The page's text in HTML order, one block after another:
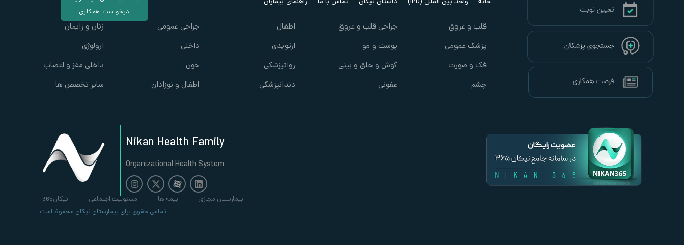
درخواست همکاری
قلب و عروق
پزشک عمومی
فک و صورت
چشم
جراحی قلب و عروق
پوست و مو
گوش و حلق و بینی
عفونی
اطفال
ارتوپدی
روانپزشکی
دندانپزشکی
جراحی عمومی
داخلی
خون
اطفال و نوزادان
زنان و زایمان
ارولوژی
داخلی مغز و اعصاب
سایر تخصص ها
Nikan Health Family
Organizational Health System
بیمارستان مجازی بیمه ها مسئولیت اجتماعی
نیکان365
تمامی حقوق برای بیمارستان نیکان محفوظ است